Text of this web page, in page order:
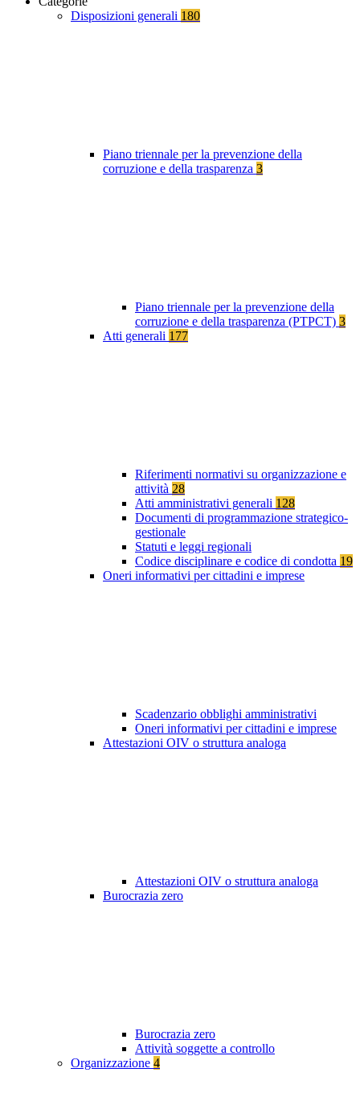
Disposizioni generali 180
Piano triennale per la prevenzione della
corruzione e della trasparenza 3
Piano triennale per la prevenzione della
corruzione e della trasparenza (PTPCT) 3
Atti generali 177
Riferimenti normativi su organizzazione e
attività 28
Atti amministrativi generali 128
Documenti di programmazione strategico-
gestionale
Statuti e leggi regionali
Codice disciplinare e codice di condotta 19
Oneri informativi per cittadini e imprese
Scadenzario obblighi amministrativi
Oneri informativi per cittadini e imprese
Attestazioni OIV o struttura analoga
Attestazioni OIV o struttura analoga
Burocrazia zero
Burocrazia zero
Attività soggette a controllo
Organizzazione 4